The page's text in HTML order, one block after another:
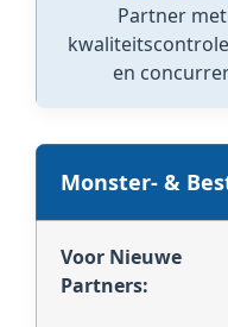
Partner
en
Monster- &
Voor Nieuwe
Partners: